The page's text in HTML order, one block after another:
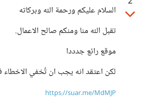
السلام عليكم ورحمة الله وبركاته
تقبل الله منا ومنكم صالح الاعمال.
موقع رائع جدددا
لكن اعتقد انه يجب ان تٌخفي
https://suar.me/MdMJP